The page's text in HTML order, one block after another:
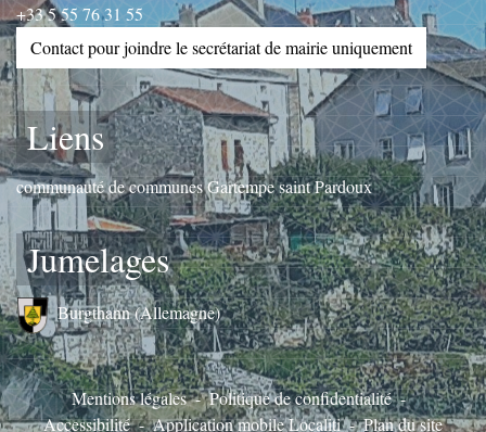
+33 5 55 76 31 55
Contact pour joindre le secrétariat de mairie uniquement
Liens
communauté de communes Gartempe saint Pardoux
Jumelages
Burgthann (Allemagne)
Mentions légales - Politique de confidentialité -
Accessibilité - Application mobile Localiti - Plan du site